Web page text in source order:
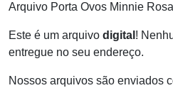
Arquivo Porta Ovos Minnie
Este é um arquivo digital !
entregue no seu endereço.
Nossos arquivos são enviados